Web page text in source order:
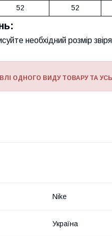
52 52
необхідний розмір
ОДНОГО ВИДУ ТОВАРУ ТА
Nike
Україна